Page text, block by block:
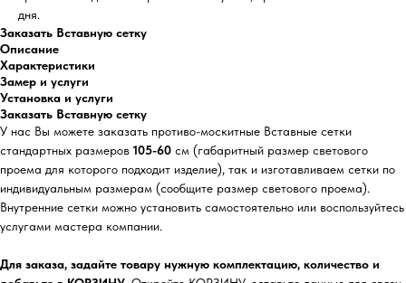
дня.
Заказать Вставную сетку
Описание
Характеристики
Замер и услуги
Установка и услуги
Заказать Вставную сетку
У нас Вы можете заказать противо-москитные Вставные сетки
стандартных размеров 105-60 см (габаритный размер светового
проема для которого подходит изделие), так и изготавливаем сетки по
индивидуальным размерам (сообщите размер светового проема).
Внутренние сетки можно установить самостоятельно или воспользуйтесь
услугами мастера компании.
Для заказа, задайте товару нужную комплектацию, количество и